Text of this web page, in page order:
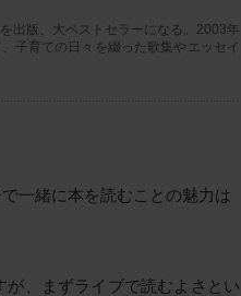
出版、大ベストセラーになる。2003年
子育ての日々を綴った歌集やエッセイ
一緒に本を読むことの魅力は
、まずライブで読むよさとい